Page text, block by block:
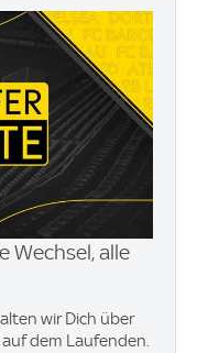
Wechsel, alle
wir Dich über
dem Laufenden.